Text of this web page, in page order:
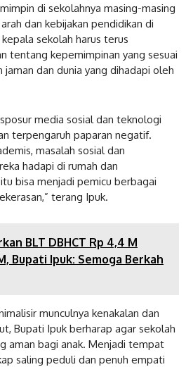
di sekolahnya masing-masing
dan kebijakan pendidikan di
sekolah harus terus
tentang kepemimpinan yang sesuai
dan dunia yang dihadapi oleh
media sosial dan teknologi
terpengaruh paparan negatif.
masalah sosial dan
hadapi di rumah dan
bisa menjadi pemicu berbagai
terang Ipuk.
BLT DBHCT Rp 4,4 M
Bupati Ipuk: Semoga Berkah
munculnya kenakalan dan
Bupati Ipuk berharap agar sekolah
aman bagi anak. Menjadi tempat
saling peduli dan penuh empati